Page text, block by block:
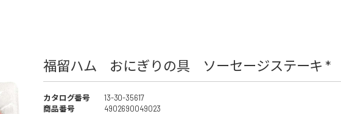
福留ハム おにぎりの具 ソーセージステーキ *
カタログ番号
13-30-35617
商品番号
4902690049023